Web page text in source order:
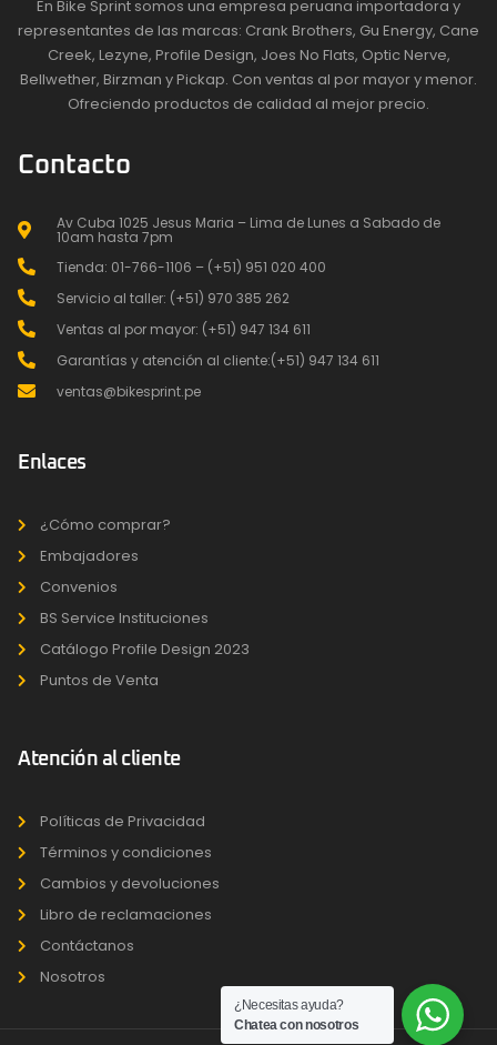
En Bike Sprint somos una empresa peruana importadora y
representantes de las marcas: Crank Brothers, Gu Energy, Cane
Creek, Lezyne, Profile Design, Joes No Flats, Optic Nerve,
Bellwether, Birzman y Pickap. Con ventas al por mayor y menor.
Ofreciendo productos de calidad al mejor precio.
Contacto
Av Cuba 1025 Jesus Maria – Lima de Lunes a Sabado de
10am hasta 7pm
Tienda: 01-766-1106 – (+51) 951 020 400
Servicio al taller: (+51) 970 385 262
Ventas al por mayor: (+51) 947 134 611
Garantías y atención al cliente:(+51) 947 134 611
ventas@bikesprint.pe
Enlaces
¿Cómo comprar?
Embajadores
Convenios
BS Service Instituciones
Catálogo Profile Design 2023
Puntos de Venta
Atención al cliente
Políticas de Privacidad
Términos y condiciones
Cambios y devoluciones
Libro de reclamaciones
Contáctanos
Nosotros
¿Necesitas ayuda?
Chatea con nosotros